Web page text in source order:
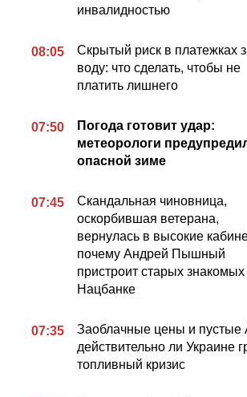
инвалидностью
08:05
Скрытый риск в платежках
воду: что сделать, чтобы не
платить лишнего
07:50
Погода готовит удар:
метеорологи
опасной зиме
07:45
Скандальная чиновница,
оскорбившая ветерана,
вернулась в высокие
почему Андрей Пышный
пристроит старых знакомых
Нацбанке
07:35
Заоблачные цены и пустые
действительно ли Украине
топливный кризис